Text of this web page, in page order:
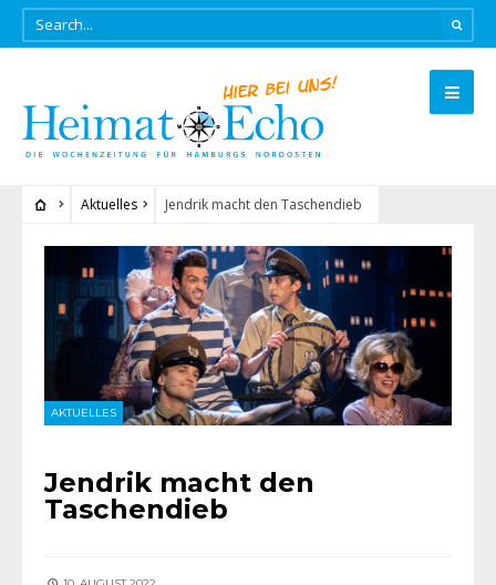
Aktuelles Jendrik macht den Taschendieb
AKTUELLES
Jendrik macht den
Taschendieb